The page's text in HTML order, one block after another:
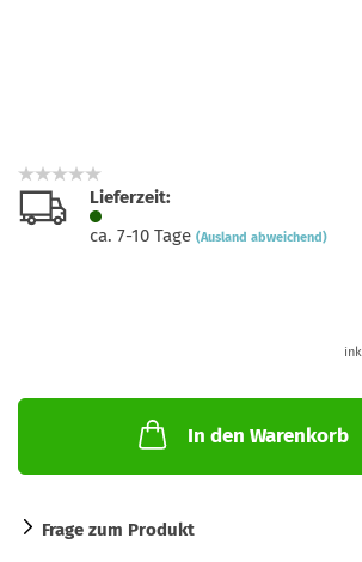
Lieferzeit:
ca. 7-10 Tage (Ausland abweichend)
In den Warenkorb
Frage zum Produkt